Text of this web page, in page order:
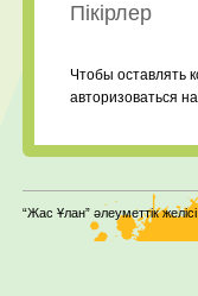
Пікірлер
Чтобы оставлять
авторизоваться
“Жас Ұлан” әлеуметтік желісі